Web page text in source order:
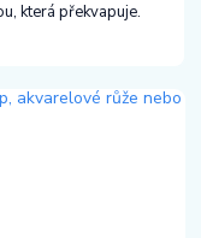
která překvapuje.